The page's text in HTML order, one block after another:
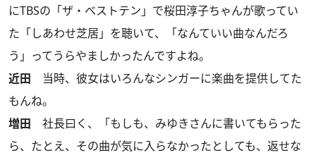
にTBSの「ザ・ベストテン」で桜田淳子ちゃんが歌ってい
た「しあわせ芝居」を聴いて、「なんていい曲なんだろ
う」ってうらやましかったんですよね。
近田 当時、彼女はいろんなシンガーに楽曲を提供してた
もんね。
増田 社長曰く、「もしも、みゆきさんに書いてもらった
ら、たとえ、その曲が気に入らなかったとしても、返せな